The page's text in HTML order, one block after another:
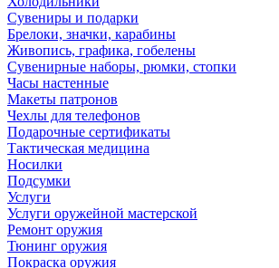
Сувениры и подарки
Брелоки, значки, карабины
Живопись, графика, гобелены
Сувенирные наборы, рюмки, стопки
Часы настенные
Макеты патронов
Чехлы для телефонов
Подарочные сертификаты
Тактическая медицина
Носилки
Подсумки
Услуги
Услуги оружейной мастерской
Ремонт оружия
Тюнинг оружия
Покраска оружия